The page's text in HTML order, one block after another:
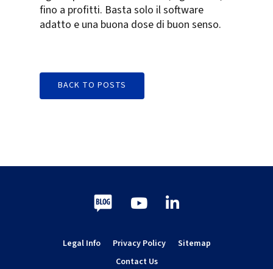
fino a profitti. Basta solo il software
adatto e una buona dose di buon senso.
BACK TO POSTS
Blog Youtube
LinkedIn
Legal Info Privacy Policy
Sitemap
Contact Us